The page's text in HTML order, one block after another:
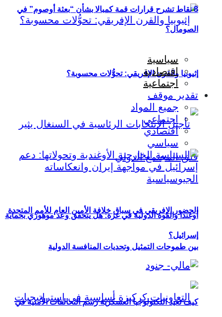
إثيوبيا والقرن الإفريقي: تحوُّلات محسوبة؟
الحضور الإفريقي في سباق خلافة الأمين العام للأمم المتحدة
بين طموحات التمثيل وتحديات المنافسة الدولية
8 نقاط تشرح قرارات قمة كمبالا بشأن “بعثة أوصوم” في
الصومال؟
سياسية
اقتصادية
اجتماعية
تقدير موقف
جميع المواد
اجتماعي
اقتصادي
سياسي
أوغندا والقوة الدولية في غزة: هل يتحقق وعد موهوزي بحماية
إسرائيل؟
كيف تعيد التكنولوجيا العسكرية رسم التحالفات الأمنية في